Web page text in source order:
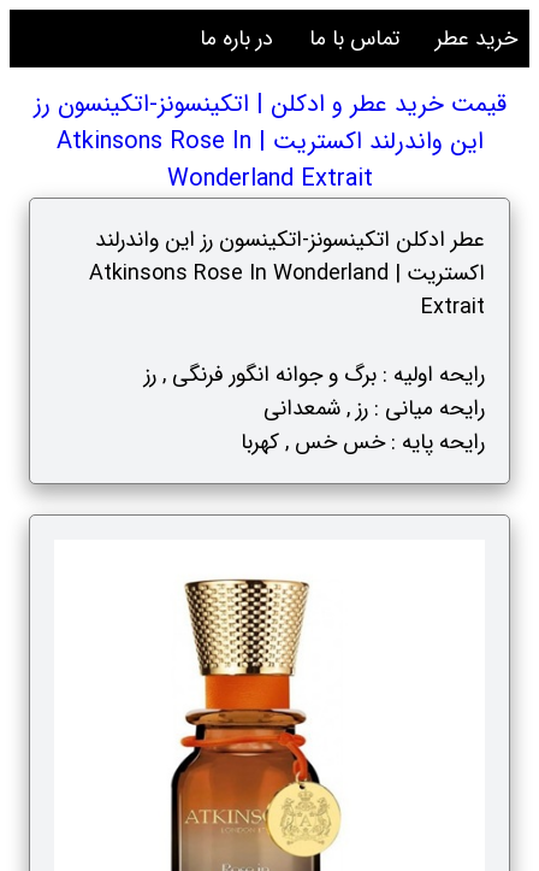
خرید عطر تماس با ما در باره ما
قیمت خرید عطر و ادکلن | اتکینسونز-اتکینسون رز
این واندرلند اکستریت | Atkinsons Rose In
Wonderland Extrait
عطر ادکلن اتکینسونز-اتکینسون رز این واندرلند
اکستریت | Atkinsons Rose In Wonderland
Extrait
رایحه اولیه : برگ و جوانه انگور فرنگی , رز
رایحه میانی : رز , شمعدانی
رایحه پایه : خس خس , کهربا